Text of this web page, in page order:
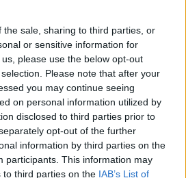
the sale, sharing to third parties, or
or sensitive information for
please use the below opt-out
Please note that after your
you may continue seeing
on personal information utilized by
disclosed to third parties prior to
opt-out of the further
information by third parties on the
participants. This information may
to third parties on the IAB’s List of
La GenAI presenta un
offre notevoli progressi
ottimizzazione delle
è altamente energivora e
sempre più potenti. Oltre
design e della sobrietà
si configura come una leva
un uso responsabile.
nella formazione e sviluppo
Emanuele Castellani,